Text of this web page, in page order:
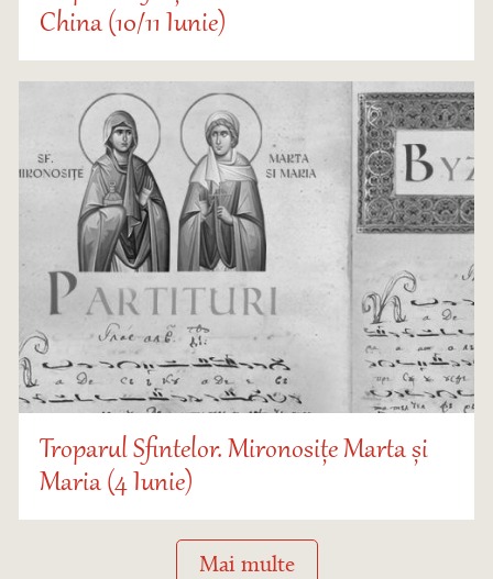
China (10/11 Iunie)
Troparul Sfintelor. Mironosițe Marta și
Maria (4 Iunie)
Mai multe